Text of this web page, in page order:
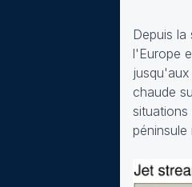
Depuis la
l'Europe
chaude
péninsule